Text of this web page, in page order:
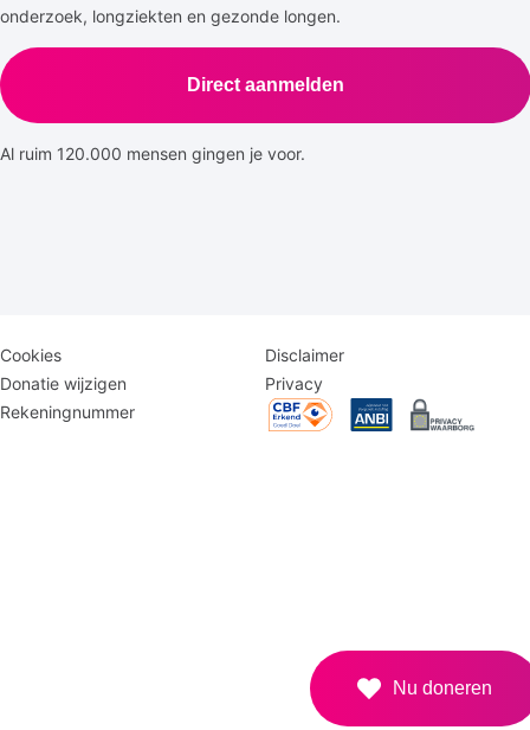
onderzoek, longziekten en gezonde longen.
Direct aanmelden
Al ruim 120.000 mensen gingen je voor.
Disclaimer
menu
Cookies
Disclaimer
Donatie wijzigen
Privacy
Rekeningnummer
Logomenu
Nu doneren